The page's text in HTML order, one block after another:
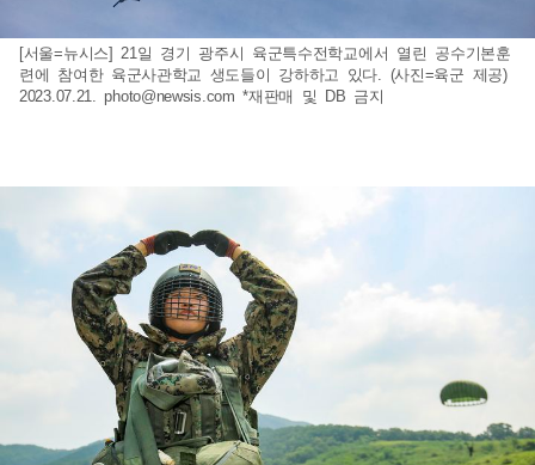
[서울=뉴시스] 21일 경기 광주시 육군특수전학교에서 열린 공수기본훈
련에 참여한 육군사관학교 생도들이 강하하고 있다. (사진=육군 제공)
2023.07.21.photo@newsis.com *재판매 및 DB 금지